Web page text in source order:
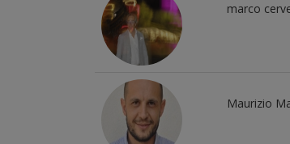
marco
Maurizio